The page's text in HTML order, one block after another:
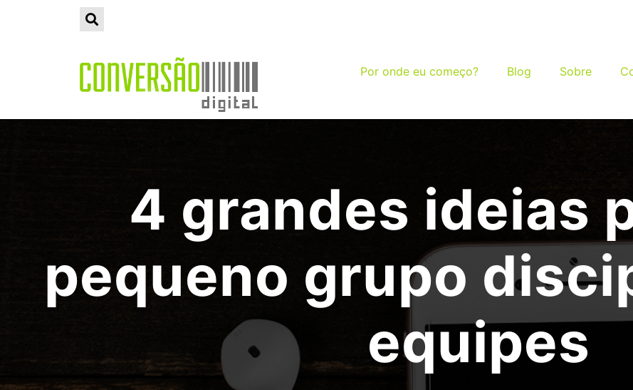
Por onde eu começo? Blog Sobre
4 grandes ideias
pequeno grupo
equipes